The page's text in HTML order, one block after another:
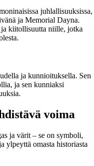
juhlallisuuksissa,
ja Memorial Dayna.
kiitollisuutta niille, jotka
ja kunnioituksella. Sen
ja sen kunniaksi
voima
ja värit – se on symboli,
ylpeyttä omasta historiasta